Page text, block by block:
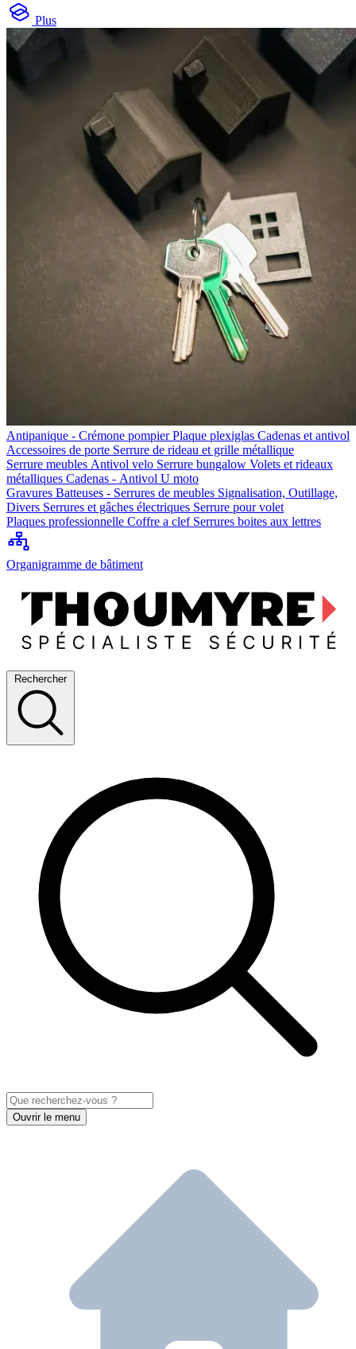
Plus
Antipanique - Crémone pompierPlaque plexiglas Cadenas et antivol
Accessoires de porte Serrure de rideau et grille métallique
Serrure meubles Antivol velo Serrure bungalow Volets et rideaux
métalliques Cadenas - Antivol U moto
Gravures Batteuses - Serrures de meubles Signalisation, Outillage,
Divers Serrures et gâches électriques Serrure pour volet
Plaques professionnelle Coffre a clef Serrures boites aux lettres
Organigramme de bâtiment
Rechercher
Ouvrir le menu